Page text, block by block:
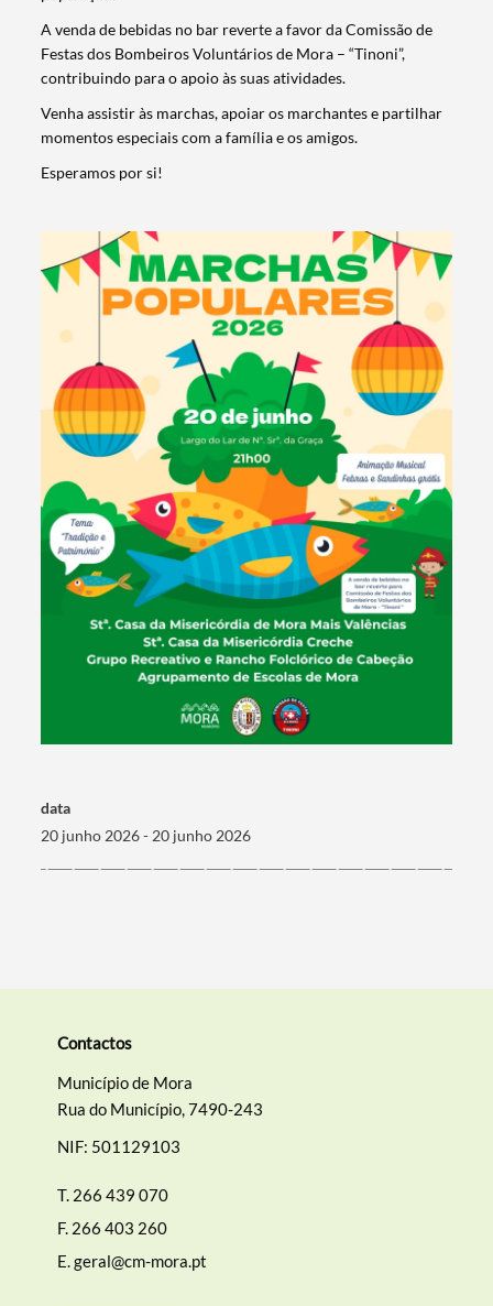
Termo de Pesquisa
Categorias gerais
Filtros
A venda de bebidas no bar reverte a favor da Comissão de
Festas dos Bombeiros Voluntários de Mora – “Tinoni”,
contribuindo para o apoio às suas atividades.
Venha assistir às marchas, apoiar os marchantes e partilhar
momentos especiais com a família e os amigos.
Esperamos por si!
data
20 junho 2026 - 20 junho 2026
Contactos
Município de Mora
Rua do Município, 7490-243
NIF: 501129103
T. 266 439 070
F. 266 403 260
E.geral@cm-mora.pt